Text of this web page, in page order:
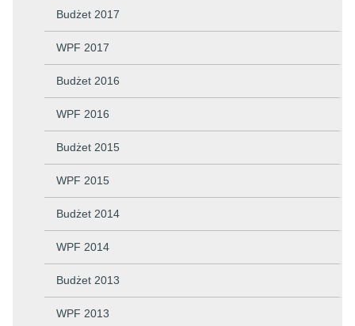
Budżet 2017
WPF 2017
Budżet 2016
WPF 2016
Budżet 2015
WPF 2015
Budżet 2014
WPF 2014
Budżet 2013
WPF 2013